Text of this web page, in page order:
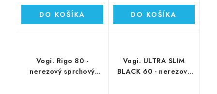
DO KOŠÍKA DO KOŠÍKA
Vogi. Rigo 80 -
nerezový sprchový
Vogi. ULTRA SLIM
BLACK 60 - nerezový